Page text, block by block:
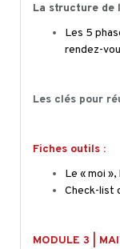
La structure de
Les 5
rendez-
Les clés pour
Fiches outils :
Le « moi
Check-list
MODULE 3 |